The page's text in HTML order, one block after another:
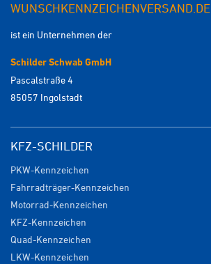
WUNSCHKENNZEICHENVERSAND.DE
ist ein Unternehmen der
Schilder Schwab GmbH
Pascalstraße 4
85057 Ingolstadt
KFZ-SCHILDER
PKW-Kennzeichen
Fahrradträger-Kennzeichen
Motorrad-Kennzeichen
KFZ-Kennzeichen
Quad-Kennzeichen
LKW-Kennzeichen